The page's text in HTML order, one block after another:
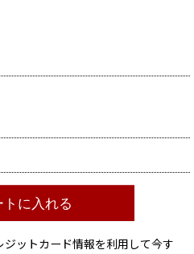
トに入れる
ットカード情報を利用して今す